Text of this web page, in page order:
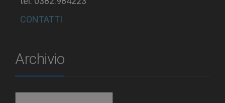
CONTATTI
Archivio